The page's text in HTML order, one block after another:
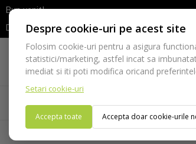
Despre cookie-uri pe acest site
Folosim cookie-uri pentru a asigura
statistici/marketing, astfel incat sa
imediat si iti poti modifica oricand
Setari cookie-uri
Accepta toate Accepta doar cookie-urile
Bun venit!
Dupa efectuarea comenzii va rugam sa
Telefon:
021-528 03 23
Acasa Consumabile